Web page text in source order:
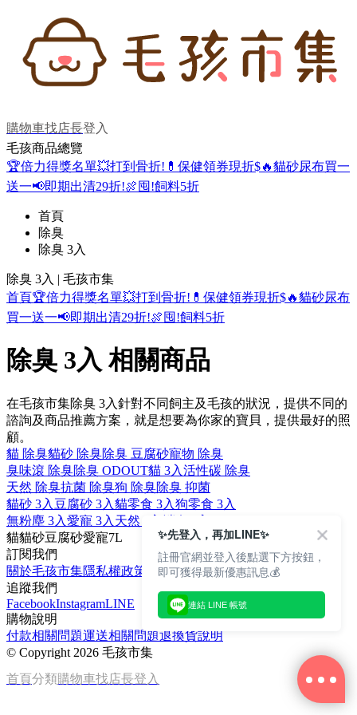
購物車找店長登入
毛孩商品總覽
🏆倍力得獎名單💥打到骨折! 💊保健領券現折$🔥貓砂尿布買一
送一📢即期出清29折!🍖囤!飼料5折
首頁
除臭
除臭 3入
除臭 3入 | 毛孩市集
首頁🏆倍力得獎名單💥打到骨折! 💊保健領券現折$🔥貓砂尿布
買一送一📢即期出清29折!🍖囤!飼料5折
除臭 3入 相關商品
在毛孩市集除臭 3入針對不同飼主及毛孩的狀況，提供不同的
諮詢及商品推薦方案，就是想要為你家的寶貝，提供最好的照
顧。
貓 除臭貓砂 除臭除臭 豆腐砂寵物 除臭
臭味滾 除臭除臭 ODOUT貓 3入活性碳 除臭
天然 除臭抗菌 除臭狗 除臭除臭 抑菌
貓砂 3入 豆腐砂 3入貓零食 3入狗零食 3入
無粉塵 3入愛寵 3入 天然 3入
貓貓砂豆腐砂愛寵7L
訂閱我們
關於毛孩市集隱私權政策
文章
追蹤我們
FacebookInstagramLINE
購物說明
付款相關問題運送相關問題退換貨說明
© Copyright 2026 毛孩市集
首頁分類購物車找店長登入
✨先登入，再加LINE✨
註冊官網並登入後點選下方按鈕，
即可獲得最新優惠訊息💰
連結 LINE 帳號